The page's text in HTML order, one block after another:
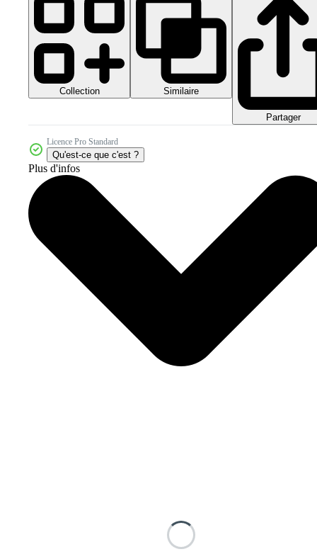
Collection Similaire
Partager
Licence Pro Standard
Qu'est-ce que c'est ?
Plus d'infos